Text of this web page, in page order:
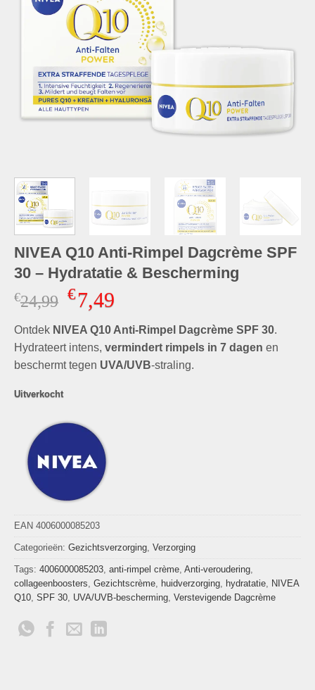
NIVEA Q10 Anti-Rimpel Dagcrème SPF
30 – Hydratatie & Bescherming
€24,99 Oorspronkelijke
prijs
was:
€24,99.
€7,49Huidige
is:
€7,49.
Ontdek NIVEA Q10 Anti-Rimpel Dagcrème SPF 30.
Hydrateert intens, vermindert rimpels in 7 dagen en
beschermt tegen UVA/UVB-straling.
Uitverkocht
EAN 4006000085203
Categorieën: Gezichtsverzorging, Verzorging
Tags: 4006000085203, anti-rimpel crème, Anti-veroudering,
collageenboosters, Gezichtscrème, huidverzorging, hydratatie, NIVEA
Q10, SPF 30, UVA/UVB-bescherming, Verstevigende Dagcrème